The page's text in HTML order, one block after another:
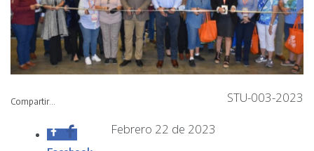
STU-003-2023
Febrero 22 de 2023